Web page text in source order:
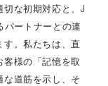
な初期対応と、J
パートナーとの連
。私たちは、直
様の「記憶を取
な道筋を示し、そ